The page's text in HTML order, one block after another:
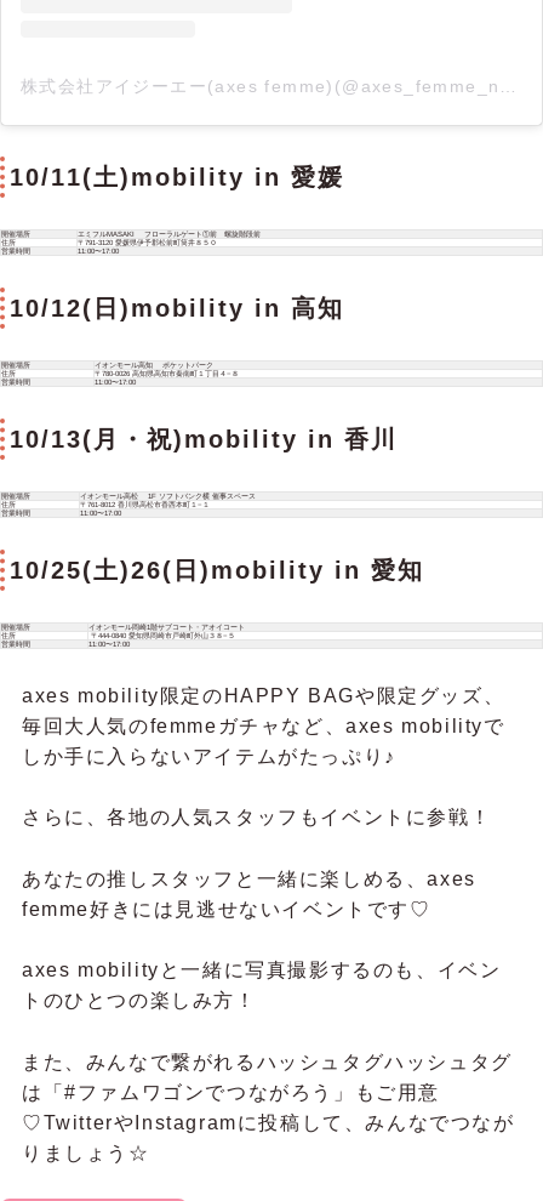
10/11(土)mobility in 愛媛
開催場所
エミフルMASAKI フローラルゲート①前 螺旋階段前
住所
〒791-3120 愛媛県伊予郡松前町筒井８５０
営業時間
11:00〜17:00
10/12(日)mobility in 高知
開催場所
イオンモール高知 ポケットパーク
住所
〒780-0026 高知県高知市秦南町１丁目４−８
営業時間
11:00〜17:00
10/13(月・祝)mobility in 香川
開催場所
イオンモール高松 1F ソフトバンク横 催事スペース
住所
〒761-8012 香川県高松市香西本町１−１
営業時間
11:00〜17:00
10/25(土)26(日)mobility in 愛知
開催場所
イオンモール岡崎1階サブコート・アオイコート
住所
〒444-0840 愛知県岡崎市戸崎町外山３８−５
営業時間
11:00〜17:00
axes mobility限定のHAPPY BAGや限定グッズ、
毎回大人気のfemmeガチャなど、axes mobilityで
しか手に入らないアイテムがたっぷり♪
さらに、各地の人気スタッフもイベントに参戦！
あなたの推しスタッフと一緒に楽しめる、axes
femme好きには見逃せないイベントです♡
axes mobilityと一緒に写真撮影するのも、イベン
トのひとつの楽しみ方！
また、みんなで繋がれるハッシュタグハッシュタグ
は「#ファムワゴンでつながろう」もご用意
♡TwitterやInstagramに投稿して、みんなでつなが
りましょう☆